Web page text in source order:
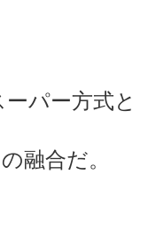
パー方式と
融合だ。